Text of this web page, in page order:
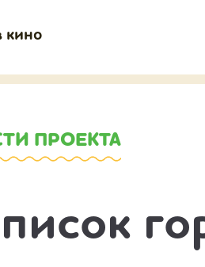
кино
ПРОЕКТА